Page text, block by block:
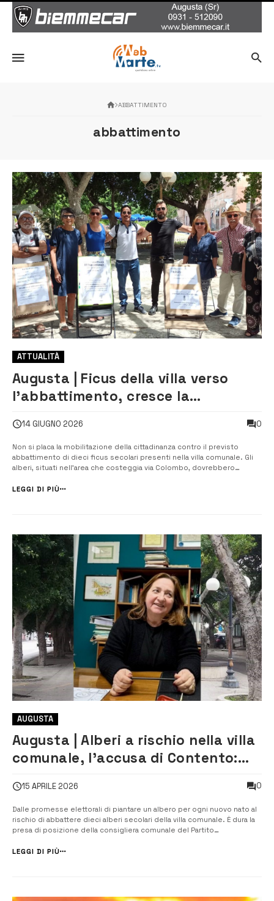
ABBATTIMENTO
abbattimento
ATTUALITÀ
Augusta | Ficus della villa verso
l’abbattimento, cresce la
14 GIUGNO 2026 0
Non si placa la mobilitazione della cittadinanza contro il previsto
abbattimento di dieci ficus secolari presenti nella villa comunale. Gli
alberi, situati nell’area che costeggia via Colombo, dovrebbero
stradale, un intervento che numerosi cittadini considera...
LEGGI DI PIÙ
AUGUSTA
Augusta | Alberi a rischio nella villa
comunale, l’accusa di Contento:
sull’abbattimento”
15 APRILE 2026 0
Dalle promesse elettorali di piantare un albero per ogni nuovo nato al
rischio di abbattere dieci alberi secolari della villa comunale. È dura la
presa di posizione della consigliera comunale del Partito
all’amministrazione guidata dal sindaco Giuseppe Di Mare su un
LEGGI DI PIÙ